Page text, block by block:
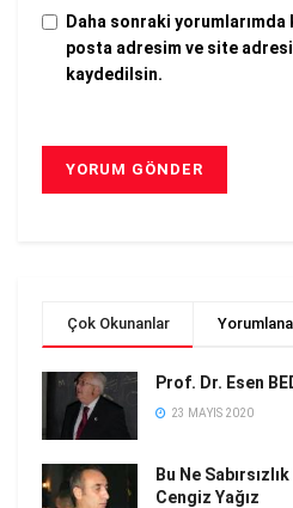
Daha sonraki yorumlarımda
posta adresim ve site
kaydedilsin.
Çok Okunanlar
Prof. Dr. Esen
23 MAYIS 2020
Bu Ne
Cengiz Yağız